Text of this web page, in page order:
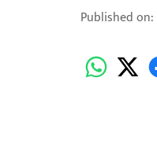
Published on: